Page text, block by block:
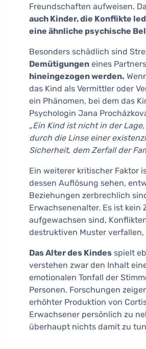
Freundschaften aufweisen.
auch Kinder, die Konflikte
eine ähnliche psychische
Besonders schädlich sind
Demütigungen eines
hineingezogen werden.
das Kind als Vermittler oder
ein Phänomen, bei dem das
Psychologin Jana
„Ein Kind ist nicht in der
durch die Linse einer
Sicherheit, dem Zerfall der
Ein weiterer kritischer Faktor
dessen Auflösung sehen,
Beziehungen zerbrechlich
Erwachsenenalter. Es ist
aufgewachsen sind,
destruktiven Muster
Das Alter des Kindes spielt
verstehen zwar den Inhalt
emotionalen Tonfall der
Personen. Forschungen
erhöhter Produktion von
Erwachsener persönlich zu
überhaupt nichts damit zu